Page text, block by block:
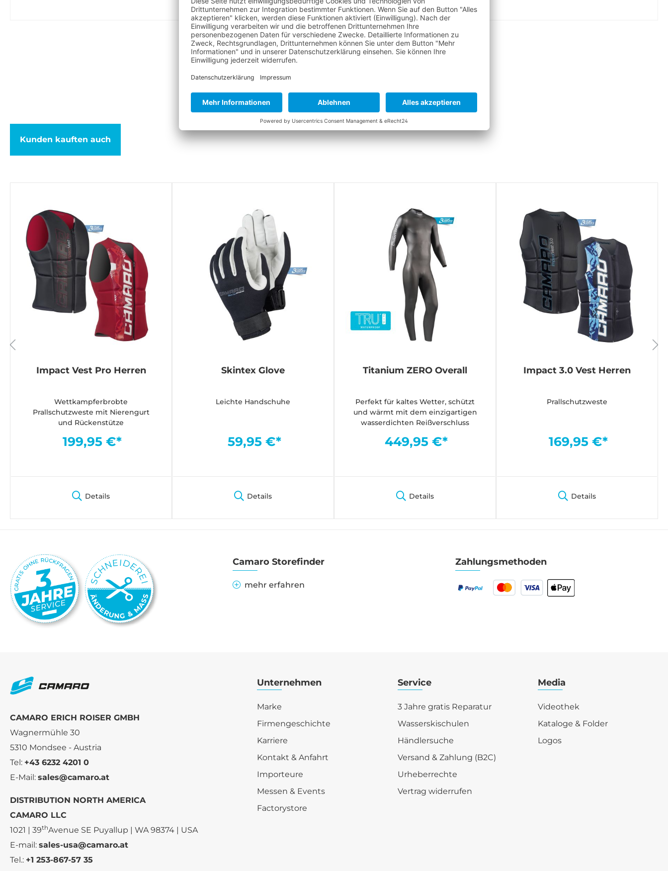
PFLEGEHINWEISE FÜR NEOPRENPRODUKTE
Kunden kauften auch
Impact Vest Pro Herren
Wettkampferbrobte
Prallschutzweste mit Nierengurt
und Rückenstütze
199,95 €*
Details
Skintex Glove
Leichte Handschuhe
59,95 €*
Details
Titanium ZERO Overall
Perfekt für kaltes Wetter, schützt
und wärmt mit dem einzigartigen
wasserdichten Reißverschluss
449,95 €*
Details
Impact 3.0 Vest Herren
Prallschutzweste
169,95 €*
Details
Camaro Storefinder
mehr erfahren
Zahlungsmethoden
CAMARO ERICH ROISER GMBH
Wagnermühle 30
5310 Mondsee - Austria
Tel: +43 6232 4201 0
E-Mail: sales@camaro.at
DISTRIBUTION NORTH AMERICA
CAMARO LLC
1021 | 39thAvenue SE Puyallup | WA 98374 | USA
E-mail: sales-usa@camaro.at
Tel.: +1 253-867-57 35
Unternehmen
Marke
Firmengeschichte
Karriere
Kontakt & Anfahrt
Importeure
Messen & Events
Factorystore
Service
3 Jahre gratis Reparatur
Wasserskischulen
Händlersuche
Versand & Zahlung (B2C)
Urheberrechte
Vertrag widerrufen
Media
Videothek
Kataloge & Folder
Logos